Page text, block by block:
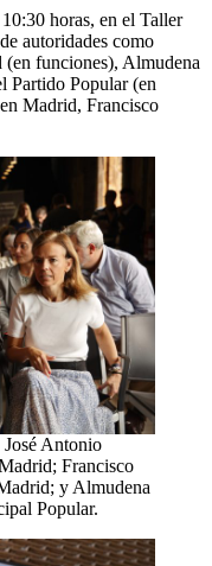
horas, en el Taller
autoridades como
funciones), Almudena
Partido Popular (en
Madrid, Francisco
José Antonio
Francisco
y Almudena
Popular.